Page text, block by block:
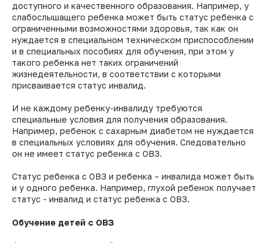
доступного и качественного образования. Например, у
слабослышащего ребенка может быть статус ребенка с
ограниченными возможностями здоровья, так как он
нуждается в специальном техническом приспособлении
и в специальных пособиях для обучения, при этом у
такого ребенка нет таких ограничений
жизнедеятельности, в соответствии с которыми
присваивается статус инвалид.
И не каждому ребенку-инвалиду требуются
специальные условия для получения образования.
Например, ребенок с сахарным диабетом не нуждается
в специальных условиях для обучения. Следовательно
он не имеет статус ребенка с ОВЗ.
Статус ребенка с ОВЗ и ребенка – инвалида может быть
и у одного ребенка. Например, глухой ребенок получает
статус - инвалид и статус ребенка с ОВЗ.
Обучение детей с ОВЗ